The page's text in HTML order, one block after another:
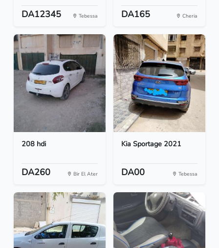
DA12345 Tebessa DA165 Cheria
208 hdi
DA260 Bir El Ater
Kia Sportage 2021
DA00 Tebessa